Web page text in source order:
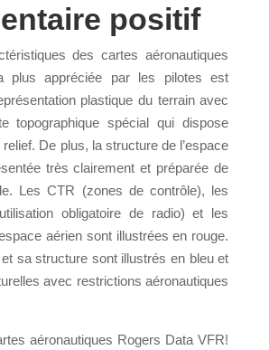
positif
des cartes aéronautiques
plus appréciée par les pilotes est
plastique du terrain avec
topographique spécial qui dispose
relief. De plus, la structure de l’espace
très clairement et préparée de
Les CTR (zones de contrôle), les
obligatoire de radio) et les
aérien sont illustrées en rouge.
et sa structure sont illustrés en bleu et
avec restrictions aéronautiques
aéronautiques Rogers Data VFR!